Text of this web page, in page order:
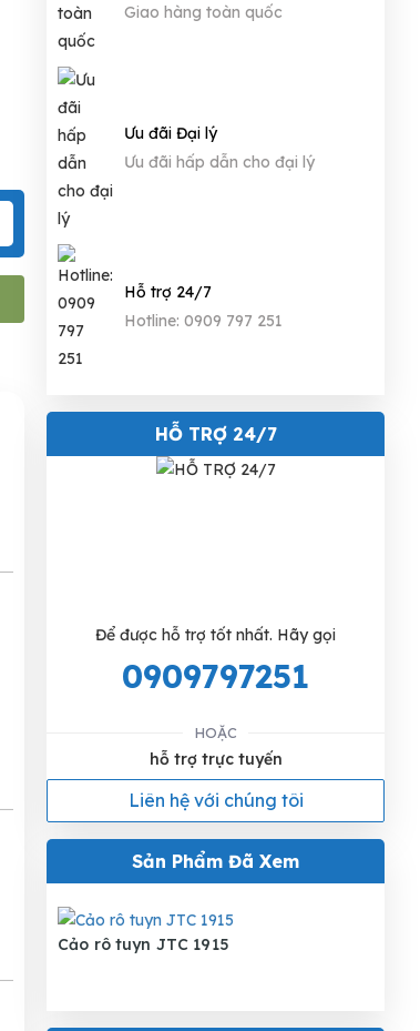
Giao hàng toàn quốc
Ưu đãi Đại lý
Ưu đãi hấp dẫn cho đại lý
Hỗ trợ 24/7
Hotline: 0909 797 251
HỖ TRỢ 24/7
Để được hỗ trợ tốt nhất. Hãy gọi
0909797251
HOẶC
hỗ trợ trực tuyến
Liên hệ với chúng tôi
Sản Phẩm Đã Xem
Cảo rô tuyn JTC 1915